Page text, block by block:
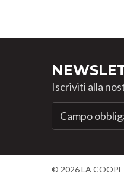
Iscriviti alla
© 2026LA